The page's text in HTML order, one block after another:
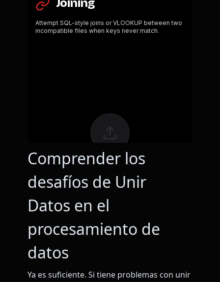
Comprender los
desafíos de Unir
Datos en el
procesamiento de
datos
Ya es suficiente. Si tiene problemas con unir